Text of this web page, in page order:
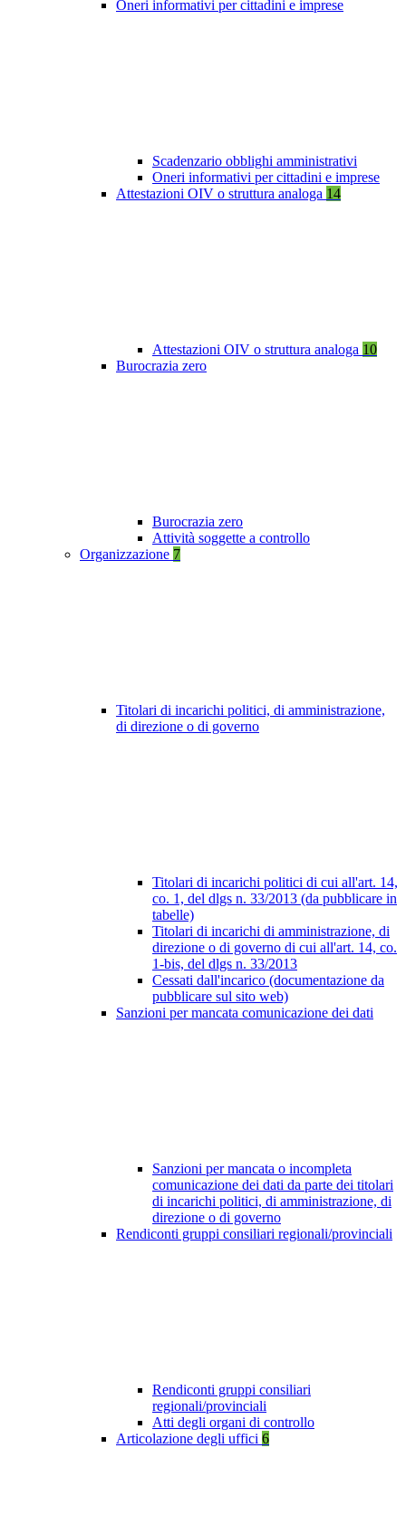
Oneri informativi per cittadini e imprese
Scadenzario obblighi amministrativi
Oneri informativi per cittadini e imprese
Attestazioni OIV o struttura analoga 14
Attestazioni OIV o struttura analoga 10
Burocrazia zero
Burocrazia zero
Attività soggette a controllo
Organizzazione 7
Titolari di incarichi politici, di amministrazione,
di direzione o di governo
Titolari di incarichi politici di cui all'art. 14,
co. 1, del dlgs n. 33/2013 (da pubblicare in
tabelle)
Titolari di incarichi di amministrazione, di
direzione o di governo di cui all'art. 14, co.
1-bis, del dlgs n. 33/2013
Cessati dall'incarico (documentazione da
pubblicare sul sito web)
Sanzioni per mancata comunicazione dei dati
Sanzioni per mancata o incompleta
comunicazione dei dati da parte dei titolari
di incarichi politici, di amministrazione, di
direzione o di governo
Rendiconti gruppi consiliari regionali/provinciali
Rendiconti gruppi consiliari
regionali/provinciali
Atti degli organi di controllo
Articolazione degli uffici 6